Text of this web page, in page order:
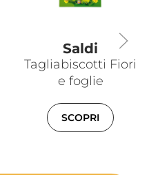
Saldi
Tagliabiscotti Fiori
e foglie
SCOPRI